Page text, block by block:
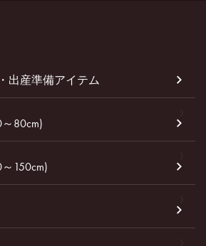
出産準備アイテム
80cm)
150cm)